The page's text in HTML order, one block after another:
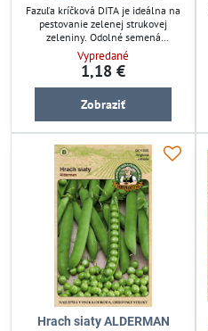
Fazuľa kríčková DITA je ideálna na
pestovanie zelenej strukovej
zeleniny. Odolné semená
zabezpečia bohatú úrodu fazule v
záhrade či skleníku. Vhodná pre
záhradkárov hľadajúcich spoľahlivý
zdroj strukovín. Zlepšuje
pestovateľskú efektivitu a podporuje
Vypredané
1,18 €
Zobraziť
Hrach siaty ALDERMAN